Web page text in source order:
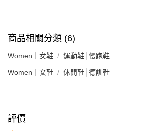
商品相關分類 (6)
Women｜女鞋 運動鞋│慢跑鞋
Women｜女鞋 休閒鞋│德訓鞋
評價